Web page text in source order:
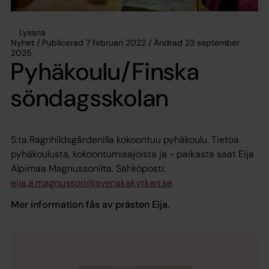
Lyssna
Nyhet / Publicerad 7 februari 2022 / Ändrad 23 september
2025
Pyhäkoulu/Finska
söndagsskolan
S:ta Ragnhildsgårdenilla kokoontuu pyhäkoulu. Tietoa
pyhäkoulusta, kokoontumisajoista ja - paikasta saat Eija
Alpimaa Magnussonilta. Sähköposti:
eija.a.magnusson@svenskakyrkan.se
Mer information fås av prästen Eija.